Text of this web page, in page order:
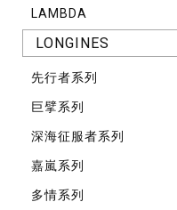
LAMBDA
LONGINES
先⾏者系列
巨擘系列
深海征服者系列
嘉嵐系列
多情系列